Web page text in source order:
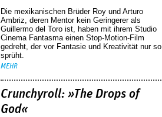
Die mexikanischen Brüder Roy und Arturo
Ambriz, deren Mentor kein Geringerer als
Guillermo del Toro ist, haben mit ihrem Studio
Cinema Fantasma einen Stop-Motion-Film
gedreht, der vor Fantasie und Kreativität nur so
sprüht.
MEHR
Crunchyroll: »The Drops of
God«